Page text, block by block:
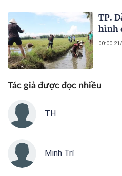
TP.
hình
00:00
Tác giả được đọc nhiều
TH
Minh Trí